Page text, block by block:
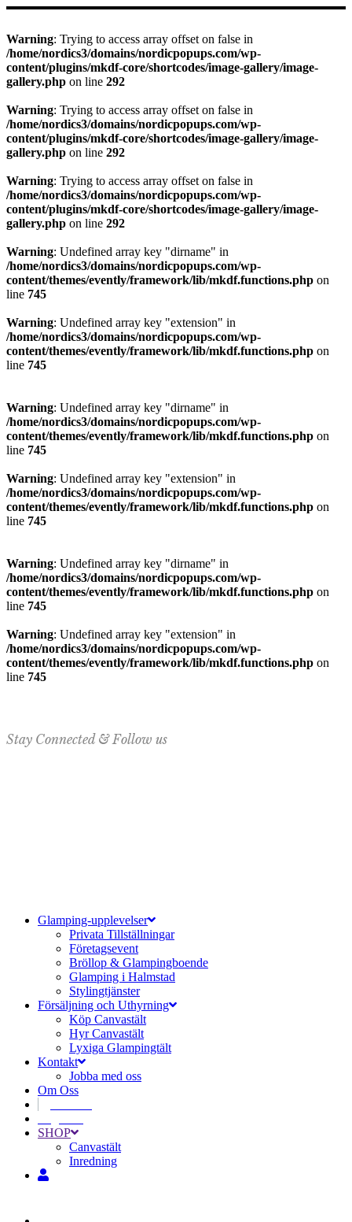
Warning: Trying to access array offset on false in
/home/nordics3/domains/nordicpopups.com/wp-
content/plugins/mkdf-core/shortcodes/image-gallery/image-
gallery.php on line 292
Warning: Trying to access array offset on false in
/home/nordics3/domains/nordicpopups.com/wp-
content/plugins/mkdf-core/shortcodes/image-gallery/image-
gallery.php on line 292
Warning: Trying to access array offset on false in
/home/nordics3/domains/nordicpopups.com/wp-
content/plugins/mkdf-core/shortcodes/image-gallery/image-
gallery.php on line 292
Warning: Undefined array key "dirname" in
/home/nordics3/domains/nordicpopups.com/wp-
content/themes/evently/framework/lib/mkdf.functions.php on
line 745
Warning: Undefined array key "extension" in
/home/nordics3/domains/nordicpopups.com/wp-
content/themes/evently/framework/lib/mkdf.functions.php on
line 745
Warning: Undefined array key "dirname" in
/home/nordics3/domains/nordicpopups.com/wp-
content/themes/evently/framework/lib/mkdf.functions.php on
line 745
Warning: Undefined array key "extension" in
/home/nordics3/domains/nordicpopups.com/wp-
content/themes/evently/framework/lib/mkdf.functions.php on
line 745
Warning: Undefined array key "dirname" in
/home/nordics3/domains/nordicpopups.com/wp-
content/themes/evently/framework/lib/mkdf.functions.php on
line 745
Warning: Undefined array key "extension" in
/home/nordics3/domains/nordicpopups.com/wp-
content/themes/evently/framework/lib/mkdf.functions.php on
line 745
Stay Connected & Follow us
Glamping-upplevelser
Privata Tillställningar
Företagsevent
Bröllop & Glampingboende
Glamping i Halmstad
Stylingtjänster
Försäljning och Uthyrning
Köp Canvastält
Hyr Canvastält
Lyxiga Glampingtält
Kontakt
Jobba med oss
Om Oss
SHOP
Canvastält
Inredning